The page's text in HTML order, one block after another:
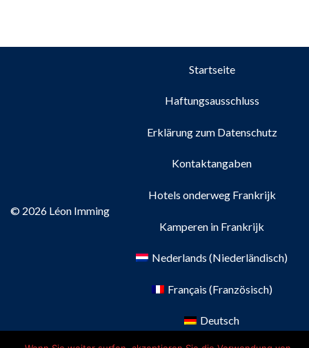
© 2026 Léon Imming
Startseite
Haftungsausschluss
Erklärung zum Datenschutz
Kontaktangaben
Hotels onderweg Frankrijk
Kamperen in Frankrijk
Nederlands (Niederländisch)
Français (Französisch)
Deutsch